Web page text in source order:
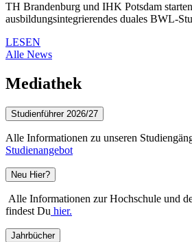
TH Brandenburg und IHK Potsdam starten
ausbildungsintegrierendes duales BWL-
LESEN
Alle News
Mediathek
Studienführer 2026/27
Alle Informationen zu unseren
Studienangebot
Neu Hier?
Alle Informationen zur Hochschule und
findest Du hier.
Jahrbücher